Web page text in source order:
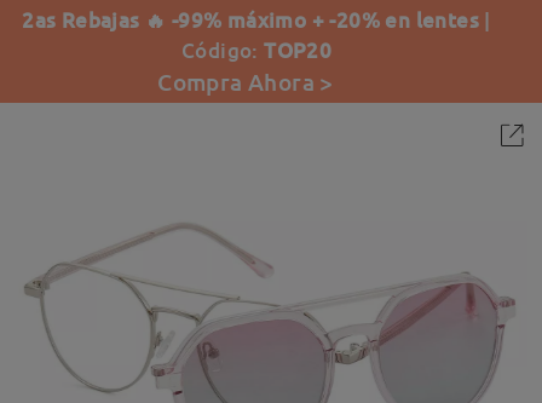
2as Rebajas 🔥 -99% máximo + -20% en lentes |
Código:TOP20
Compra Ahora >